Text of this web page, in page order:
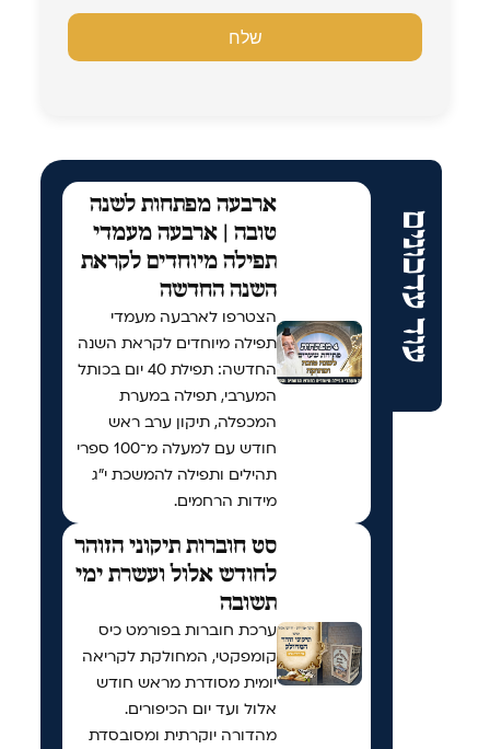
עוד עדכונים
ארבעה מפתחות לשנה
טובה | ארבעה מעמדי
תפילה מיוחדים לקראת
השנה החדשה
הצטרפו לארבעה מעמדי
תפילה מיוחדים לקראת השנה
החדשה: תפילת 40 יום בכותל
המערבי, תפילה במערת
המכפלה, תיקון ערב ראש
חודש עם למעלה מ־100 ספרי
תהילים ותפילה להמשכת י"ג
מידות הרחמים.
סט חוברות תיקוני הזוהר
לחודש אלול ועשרת ימי
תשובה
ערכת חוברות בפורמט כיס
קומפקטי, המחולקת לקריאה
יומית מסודרת מראש חודש
אלול ועד יום הכיפורים.
מהדורה יוקרתית ומסובסדת